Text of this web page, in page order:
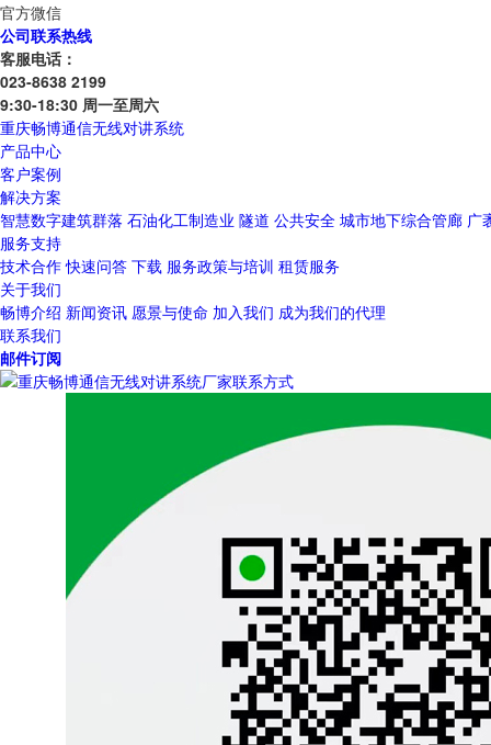
官方微信
公司联系热线
客服电话：
023-8638 2199
9:30-18:30 周一至周六
重庆畅博通信无线对讲系统
产品中心
客户案例
解决方案
智慧数字建筑群落 石油化工制造业 隧道 公共安全 城市地下综合管廊 广
服务支持
技术合作 快速问答 下载 服务政策与培训 租赁服务
关于我们
畅博介绍 新闻资讯 愿景与使命 加入我们 成为我们的代理
联系我们
邮件订阅